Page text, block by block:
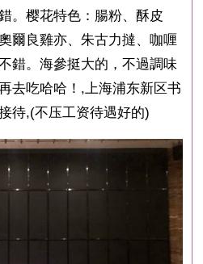
。樱花特色：腸粉、酥皮
爾良雞亦、朱古力撻、咖喱
錯。海參挺大的，不過調味
去吃哈哈！,上海浦东新区书
待,(不压工资待遇好的)